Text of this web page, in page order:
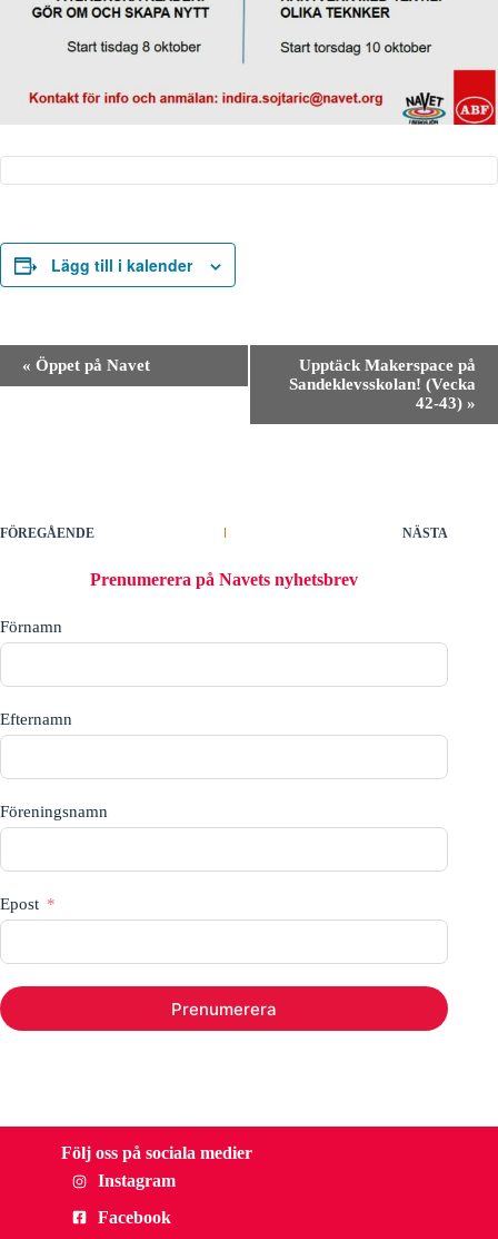
Lägg till i kalender
-
g
n
g
« Öppet på Navet
Upptäck Makerspace på
Sandeklevsskolan! (Vecka
42-43) »
FÖREGÅENDE NÄSTA
Prenumerera på Navets nyhetsbrev
Förnamn
Efternamn
Föreningsnamn
Epost
Prenumerera
Följ oss på sociala medier
Instagram
Facebook